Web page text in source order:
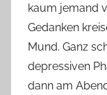
kaum jemand
Gedanken
Mund. Ganz
depressiven
dann am